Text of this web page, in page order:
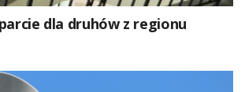
dla druhów z regionu